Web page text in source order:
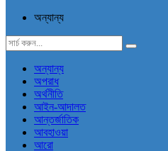
অন্যান্য
অন্যান্য
অপরাধ
অর্থনীতি
আইন-আদালত
আন্তর্জাতিক
আবহাওয়া
আরো